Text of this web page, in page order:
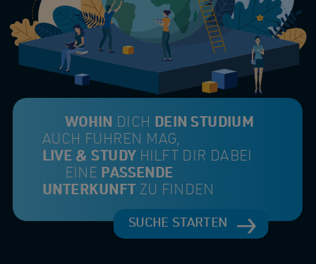
WOHIN DICH DEIN STUDIUM
AUCH FÜHREN MAG,
LIVE & STUDY HILFT DIR DABEI
EINE PASSENDE
UNTERKUNFT ZU FINDEN
SUCHE STARTEN